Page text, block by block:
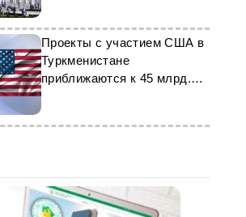
Проекты с участием США в
Туркменистане
приближаются к 45 млрд.
долларов